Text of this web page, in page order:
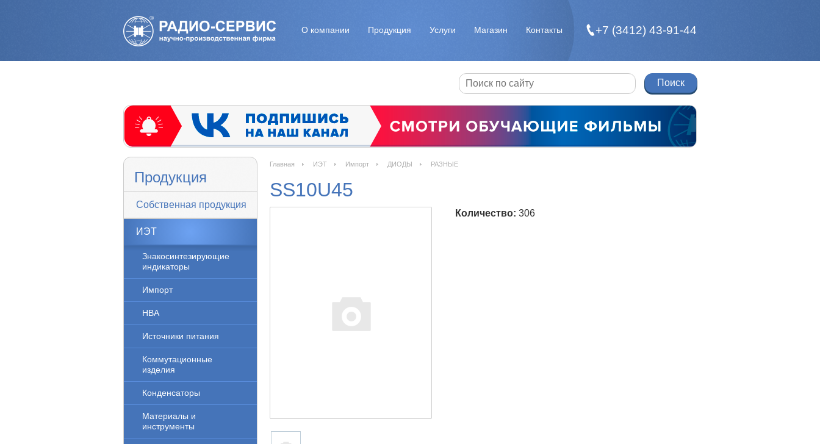
О компании Продукция Услуги Магазин Контакты +7 (3412) 43-91-44
Продукция
Собственная продукция
ИЭТ
Знакосинтезирующие
индикаторы
Импорт
НВА
Источники питания
Коммутационные
изделия
Конденсаторы
Материалы и
инструменты
Главная ИЭТ Импорт ДИОДЫ РАЗНЫЕ
SS10U45
Количество: 306